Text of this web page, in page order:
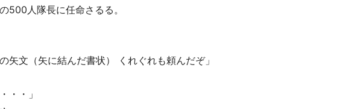
人隊長に任命さるる。
矢文（矢に結んだ書状） くれぐれも頼んだぞ」
・・」